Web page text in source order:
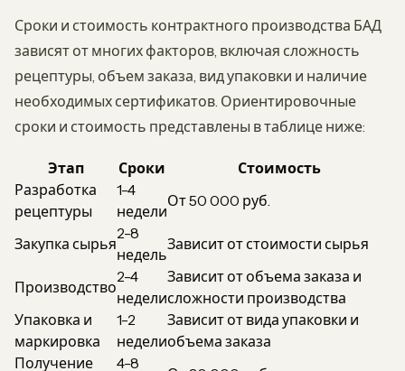
Сроки и стоимость контрактного производства БАД
зависят от многих факторов, включая сложность
рецептуры, объем заказа, вид упаковки и наличие
необходимых сертификатов. Ориентировочные
сроки и стоимость представлены в таблице ниже:
Этап Сроки
Стоимость
Разработка
рецептуры
1-4
недели
От 50 000 руб.
Закупка сырья
2-8
недель
Зависит от стоимости сырья
Производство
2-4
недели
Зависит от объема заказа и
сложности производства
Упаковка и
маркировка
1-2
недели
Зависит от вида упаковки и
объема заказа
Получение
4-8